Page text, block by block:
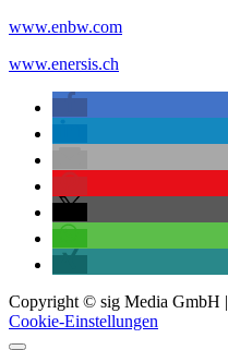
www.enbw.com
www.enersis.ch
Copyright © sig Media GmbH |
Cookie-Einstellungen